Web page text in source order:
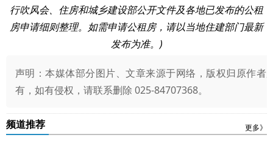
行吹风会、住房和城乡建设部公开文件及各地已发布的公租
房申请细则整理。如需申请公租房，请以当地住建部门最新
发布为准。)
声明：本媒体部分图片、文章来源于网络，版权归原作者
有，如有侵权，请联系删除 025-84707368。
频道推荐 更多》